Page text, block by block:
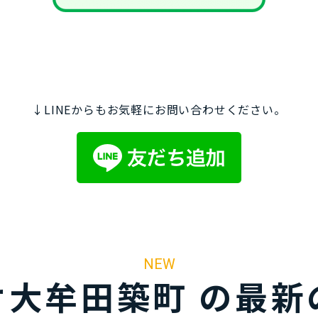
↓LINEからもお気軽にお問い合わせください。
NEW
牟田築町 の最